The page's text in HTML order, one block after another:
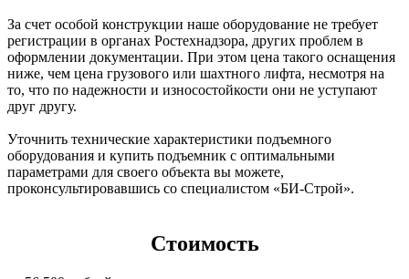
За счет особой конструкции наше оборудование не требует
регистрации в органах Ростехнадзора, других проблем в
оформлении документации. При этом цена такого оснащения
ниже, чем цена грузового или шахтного лифта, несмотря на
то, что по надежности и износостойкости они не уступают
друг другу.
Уточнить технические характеристики подъемного
оборудования и купить подъемник с оптимальными
параметрами для своего объекта вы можете,
проконсультировавшись со специалистом «БИ-Строй».
Стоимость